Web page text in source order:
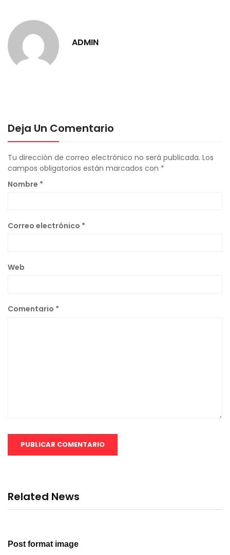
ADMIN
Deja Un Comentario
Tu dirección de correo electrónico no será publicada. Los
campos obligatorios están marcados con *
Nombre *
Correo electrónico *
Web
Comentario *
Related News
Post format image